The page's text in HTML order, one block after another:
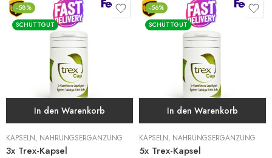
-58%
SCHÜTTGUT
In den Warenkorb
KAPSELN, NAHRUNGSERGÄNZUNG
3x Trex-Kapsel
-56%
SCHÜTTGUT
In den Warenkorb
KAPSELN, NAHRUNGSERGÄNZUNG
5x Trex-Kapsel